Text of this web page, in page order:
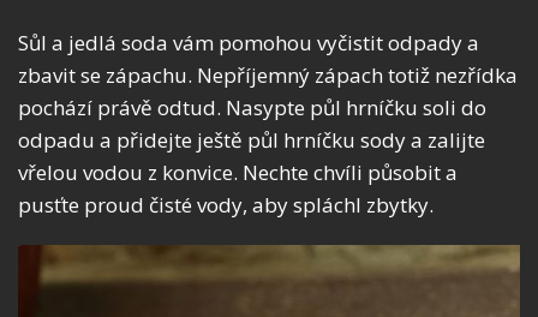
Sůl a jedlá soda vám pomohou vyčistit odpady a
zbavit se zápachu. Nepříjemný zápach totiž nezřídka
pochází právě odtud. Nasypte půl hrníčku soli do
odpadu a přidejte ještě půl hrníčku sody a zalijte
vřelou vodou z konvice. Nechte chvíli působit a
pusťte proud čisté vody, aby spláchl zbytky.